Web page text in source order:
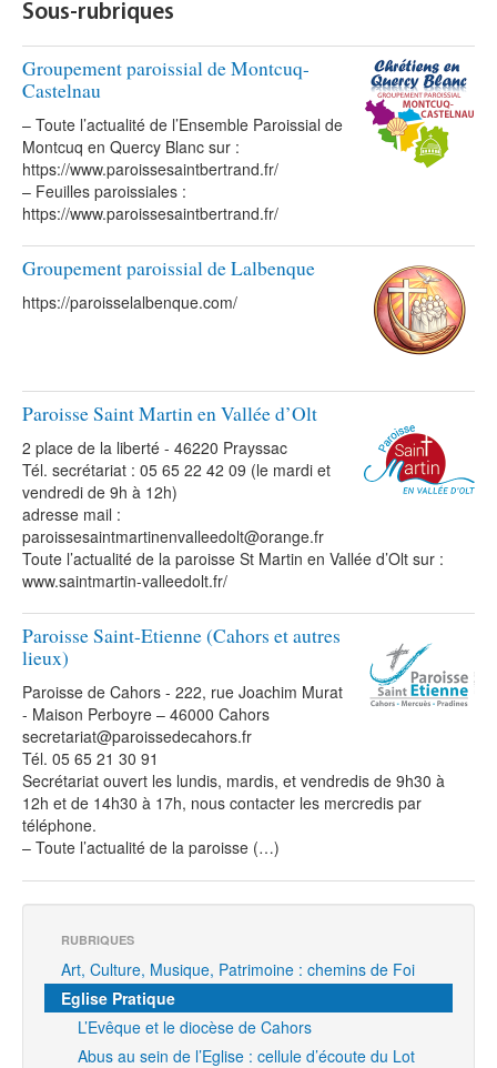
Sous-rubriques
Groupement paroissial de Montcuq-
Castelnau
– Toute l’actualité de l’Ensemble Paroissial de
Montcuq en Quercy Blanc sur :
https://www.paroissesaintbertrand.fr/
– Feuilles paroissiales :
https://www.paroissesaintbertrand.fr/
Groupement paroissial de Lalbenque
https://paroisselalbenque.com/
Paroisse Saint Martin en Vallée d’Olt
2 place de la liberté - 46220 Prayssac
Tél. secrétariat : 05 65 22 42 09 (le mardi et
vendredi de 9h à 12h)
adresse mail :
paroissesaintmartinenvalleedolt@orange.fr
Toute l’actualité de la paroisse St Martin en Vallée d’Olt sur :
www.saintmartin-valleedolt.fr/
Paroisse Saint-Etienne (Cahors et autres
lieux)
Paroisse de Cahors - 222, rue Joachim Murat
- Maison Perboyre – 46000 Cahors
secretariat@paroissedecahors.fr
Tél. 05 65 21 30 91
Secrétariat ouvert les lundis, mardis, et vendredis de 9h30 à
12h et de 14h30 à 17h, nous contacter les mercredis par
téléphone.
– Toute l’actualité de la paroisse (…)
RUBRIQUES
Art, Culture, Musique, Patrimoine : chemins de Foi
Eglise Pratique
L’Evêque et le diocèse de Cahors
Abus au sein de l’Eglise : cellule d’écoute du Lot